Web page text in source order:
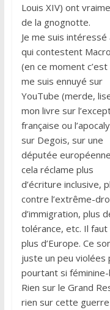
Louis XIV) ont
de la gnognotte.
Je me suis
qui contestent
(en ce moment
me suis ennuyé sur
YouTube (merde,
mon livre sur
française ou
sur Degois, sur une
députée
cela réclame plus
d’écriture inclusive,
contre l’extrême-
d’immigration, plus
tolérance, etc. Il faut
plus d’Europe. Ce
juste un peu violées
pourtant si
Rien sur le Grand
rien sur cette guerre